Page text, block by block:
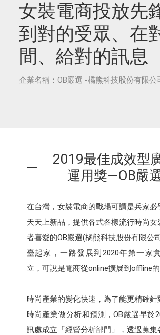
女裝電商投放先
到對的受眾、在
間、給對的訊息
企業名稱：OB嚴選 -橘熊科技股份有限公
2019最佳成效型
運用獎—OB嚴
在台灣，女裝電商的戰場可謂是兵家必
天天上新品，提供各式各樣流行時尚女
者喜愛的OB嚴選(橘熊科技股份有限公
臺起家，一路發展到2020年第一家
立，可說是電商從online擴展到offline的
時尚產業的變化快速，為了能更精確針
時尚產業做分析和預測，OB嚴選早於
訊處成立「經營分析部門」，透過蒐集